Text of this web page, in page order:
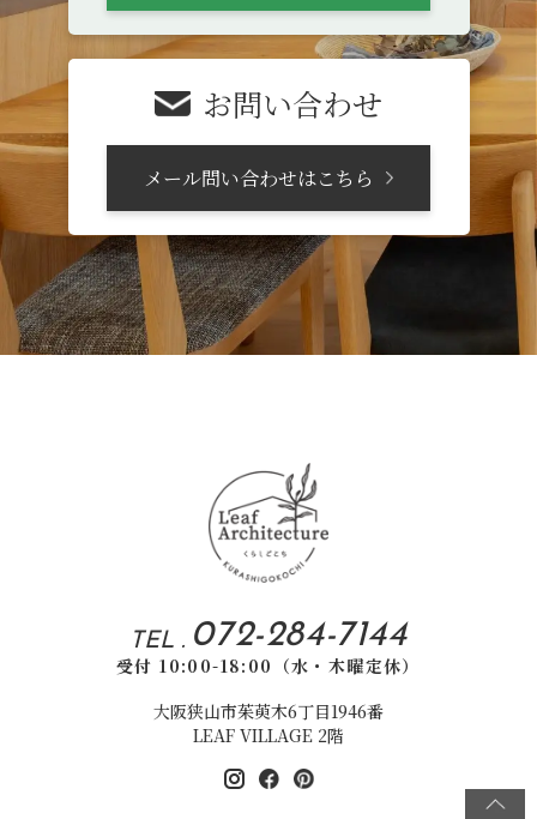
お問い合わせ
メール問い合わせはこちら
TEL . 072-284-7144
受付 10:00-18:00（水・木曜定休）
大阪狭山市茱萸木6丁目1946番
LEAF VILLAGE 2階